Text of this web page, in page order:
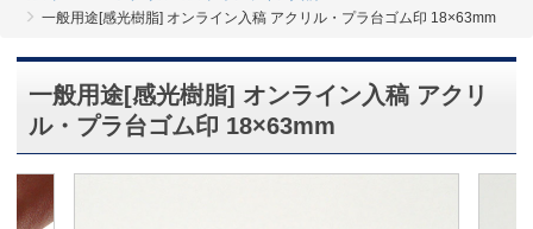
一般用途[感光樹脂] オンライン入稿 アクリル・プラ台ゴム印 18×63mm
一般用途[感光樹脂] オンライン入稿 アクリ
ル・プラ台ゴム印 18×63mm